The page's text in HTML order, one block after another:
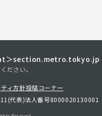
＞section.metro.tokyo.jp
ださい。
ィ方針投稿コーナー
代表)法人番号8000020130001